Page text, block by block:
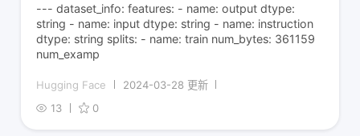
--- dataset_info: features: - name: output dtype:
string - name: input dtype: string - name: instruction
dtype: string splits: - name: train num_bytes: 361159
num_examp
Hugging Face
2024-03-28 更新
13
0